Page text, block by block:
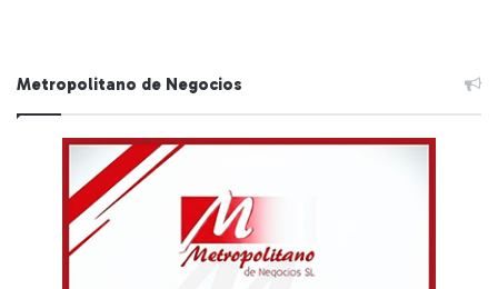
Metropolitano de Negocios